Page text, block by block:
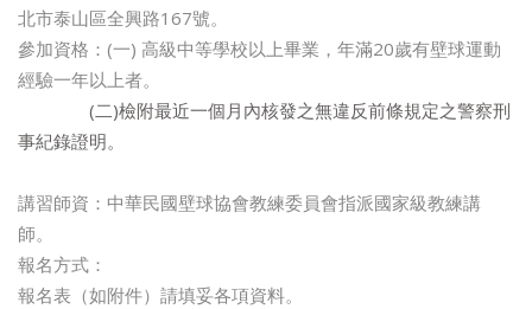
北市泰山區全興路167號。
參加資格：(一) 高級中等學校以上畢業，年滿20歲有壁球運動
經驗一年以上者。
(二)檢附最近一個月內核發之無違反前條規定之警察刑
事紀錄證明。
講習師資：中華民國壁球協會教練委員會指派國家級教練講
師。
報名方式：
報名表（如附件）請填妥各項資料。